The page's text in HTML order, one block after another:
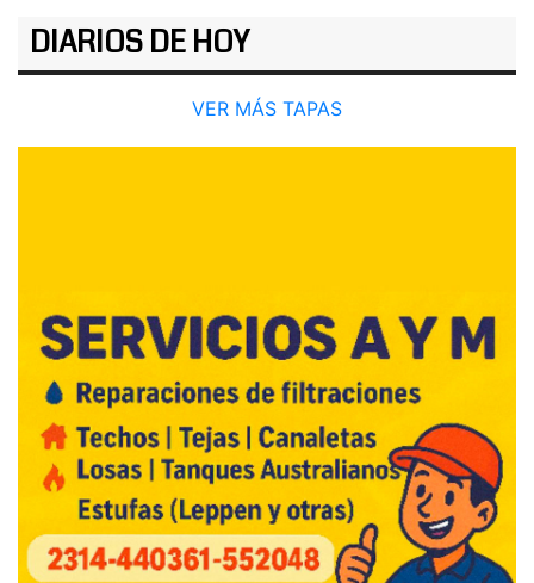
DIARIOS DE HOY
VER MÁS TAPAS